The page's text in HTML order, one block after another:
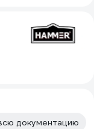
документацию